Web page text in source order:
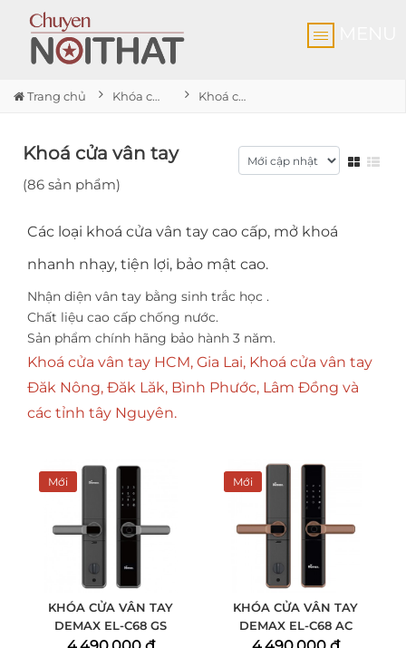
Trang chủ Khóa cửa thông minh Khoá cửa vân tay
Khoá cửa vân tay
(86 sản phẩm)
Các loại khoá cửa vân tay cao cấp, mở khoá
nhanh nhạy, tiện lợi, bảo mật cao.
Nhận diện vân tay bằng sinh trắc học .
Chất liệu cao cấp chống nước.
Sản phẩm chính hãng bảo hành 3 năm.
Khoá cửa vân tay HCM, Gia Lai, Khoá cửa vân tay
Đăk Nông, Đăk Lăk, Bình Phước, Lâm Đồng và
các tỉnh tây Nguyên.
Mới
KHÓA CỬA VÂN TAY
DEMAX EL-C68 GS
Mới
KHÓA CỬA VÂN TAY
DEMAX EL-C68 AC